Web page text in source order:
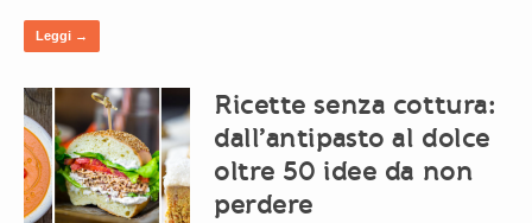
Leggi →
Ricette senza cottura:
dall’antipasto al dolce
oltre 50 idee da non
perdere